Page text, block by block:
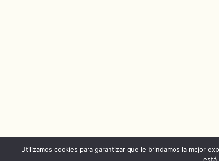
Utilizamos cookies para garantizar que le brindamos la mejor
está